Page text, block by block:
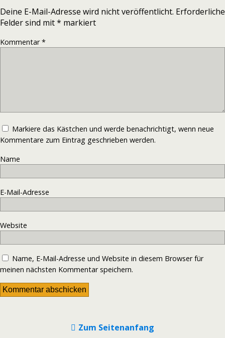
Deine E-Mail-Adresse wird nicht veröffentlicht. Erforderliche
Felder sind mit* markiert
Kommentar*
Markiere das Kästchen und werde benachrichtigt, wenn neue
Kommentare zum Eintrag geschrieben werden.
Name
E-Mail-Adresse
Website
Name, E-Mail-Adresse und Website in diesem Browser für
meinen nächsten Kommentar speichern.
Zum Seitenanfang